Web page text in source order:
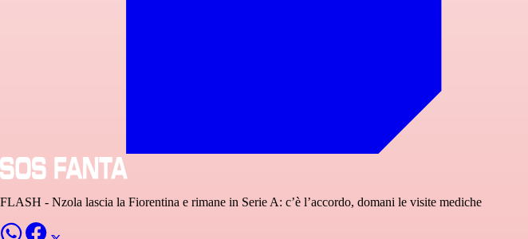
FLASH - Nzola lascia la Fiorentina e rimane in Serie A: c’è l’accordo, domani le visite mediche